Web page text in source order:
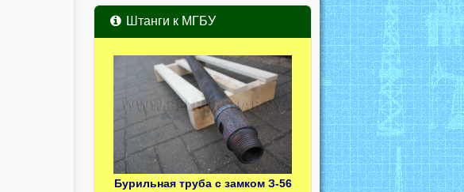
Штанги к МГБУ
Бурильная труба с замком З-56